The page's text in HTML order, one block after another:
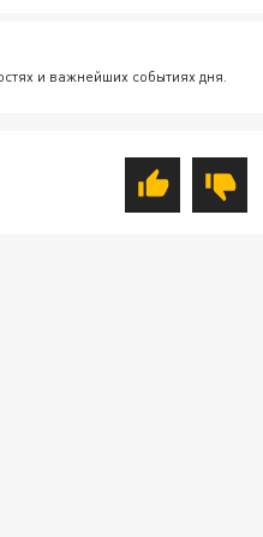
и важнейших событиях дня.